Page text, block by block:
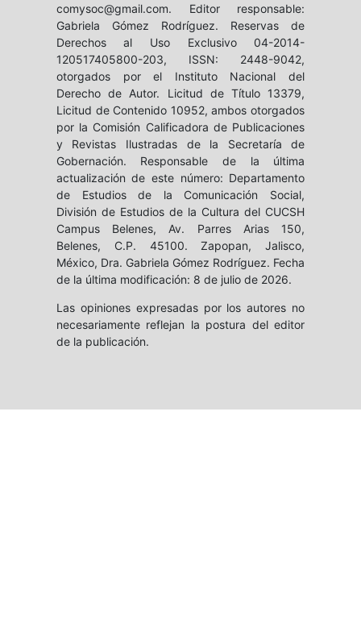
comysoc@gmail.com. Editor responsable:
Gabriela Gómez Rodríguez. Reservas de
Derechos al Uso Exclusivo 04-2014-
120517405800-203, ISSN: 2448-9042,
otorgados por el Instituto Nacional del
Derecho de Autor. Licitud de Título 13379,
Licitud de Contenido 10952, ambos otorgados
por la Comisión Calificadora de Publicaciones
y Revistas Ilustradas de la Secretaría de
Gobernación. Responsable de la última
actualización de este número: Departamento
de Estudios de la Comunicación Social,
División de Estudios de la Cultura del CUCSH
Campus Belenes, Av. Parres Arias 150,
Belenes, C.P. 45100. Zapopan, Jalisco,
México, Dra. Gabriela Gómez Rodríguez. Fecha
de la última modificación: 8 de julio de 2026.
Las opiniones expresadas por los autores no
necesariamente reflejan la postura del editor
de la publicación.